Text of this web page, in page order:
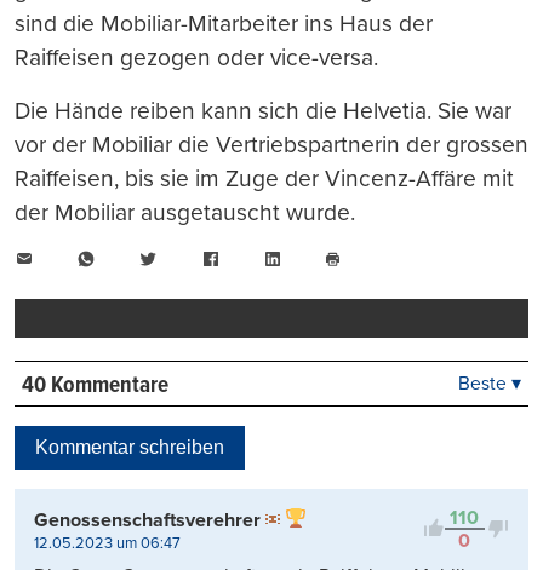
sind die Mobiliar-Mitarbeiter ins Haus der
Raiffeisen gezogen oder vice-versa.
Die Hände reiben kann sich die Helvetia. Sie war
vor der Mobiliar die Vertriebspartnerin der grossen
Raiffeisen, bis sie im Zuge der Vincenz-Affäre mit
der Mobiliar ausgetauscht wurde.
WhatsAppTwitter FacebookLinkedIn
drucken
40 Kommentare
Kontrovers
Beste ▾
Kommentar schreiben
110
0
Genossenschaftsverehrer
12.05.2023 um 06:47